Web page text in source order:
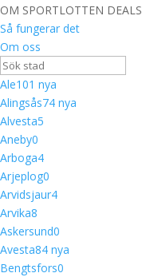
OM SPORTLOTTEN DEALS
Så fungerar det
Om oss
Ale101 nya
Alingsås74 nya
Alvesta5
Aneby0
Arboga4
Arjeplog0
Arvidsjaur4
Arvika8
Askersund0
Avesta84 nya
Bengtsfors0